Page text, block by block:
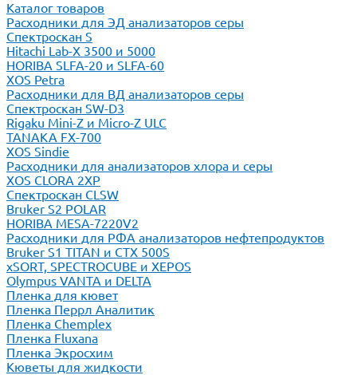
Каталог товаров
Расходники для ЭД анализаторов серы
Спектроскан S
Hitachi Lab-X 3500 и 5000
HORIBA SLFA-20 и SLFA-60
XOS Petra
Расходники для ВД анализаторов серы
Спектроскан SW-D3
Rigaku Mini-Z и Micro-Z ULC
TANAKA FX-700
XOS Sindie
Расходники для анализаторов хлора и серы
XOS CLORA 2XP
Спектроскан CLSW
Bruker S2 POLAR
HORIBA MESA-7220V2
Расходники для РФА анализаторов нефтепродуктов
Bruker S1 TITAN и CTX 500S
xSORT, SPECTROCUBE и XEPOS
Olympus VANTA и DELTA
Пленка для кювет
Пленка Перрл Аналитик
Пленка Chemplex
Пленка Fluxana
Пленка Экросхим
Кюветы для жидкости